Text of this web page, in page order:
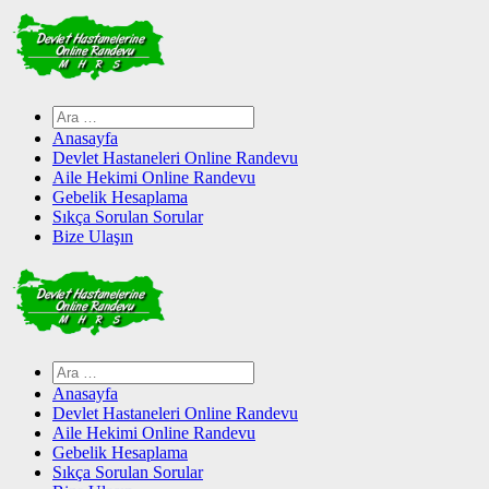
Skip
to
content
Arama:
Anasayfa
Devlet Hastaneleri Online Randevu
Aile Hekimi Online Randevu
Gebelik Hesaplama
Sıkça Sorulan Sorular
Bize Ulaşın
Arama:
Anasayfa
Devlet Hastaneleri Online Randevu
Aile Hekimi Online Randevu
Gebelik Hesaplama
Sıkça Sorulan Sorular